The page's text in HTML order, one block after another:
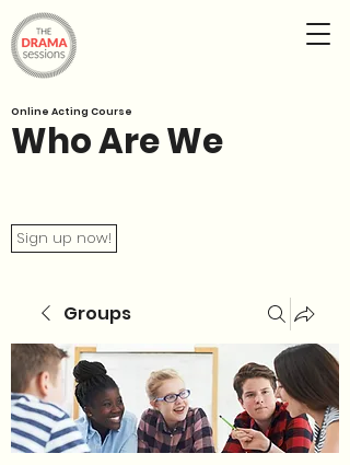
Who Are We
Online Acting Course
Sign up now!
Groups